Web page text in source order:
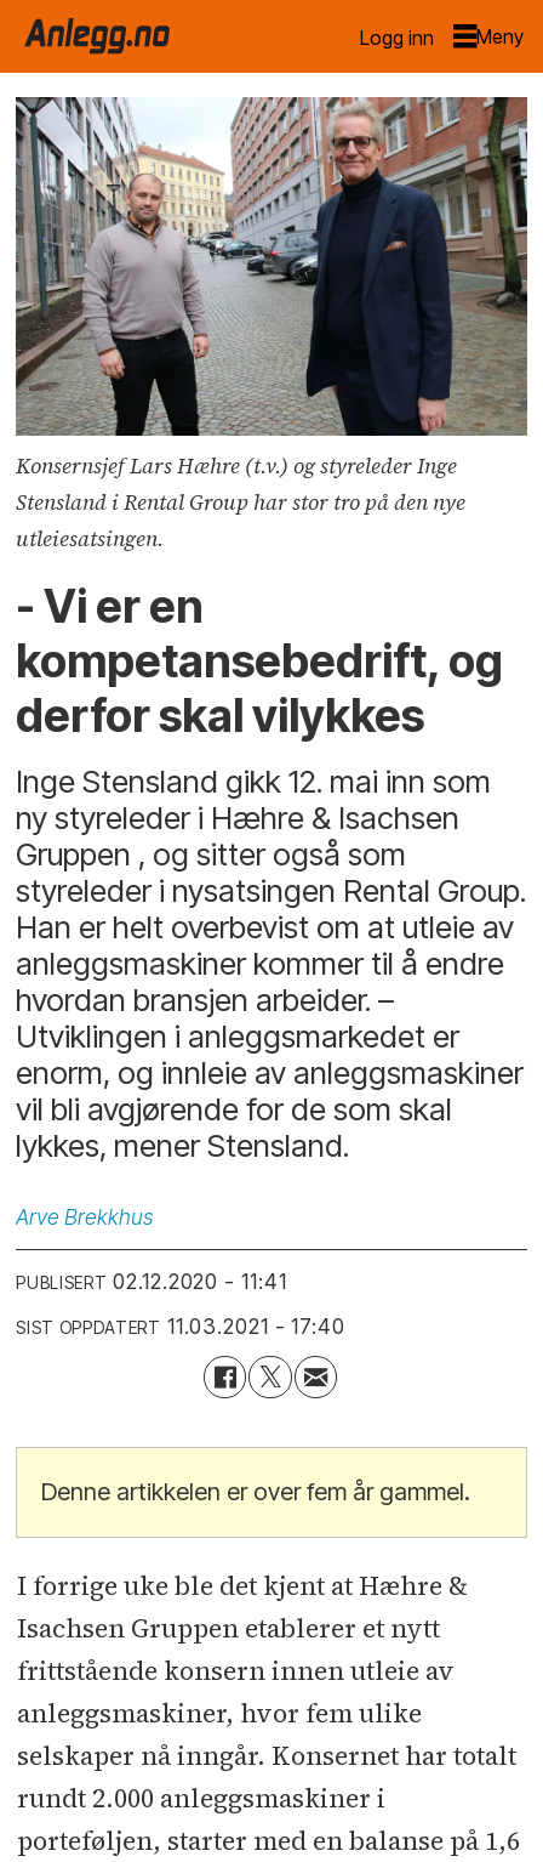
Logg inn
Konsernsjef Lars Hæhre (t.v.) og styreleder Inge
Stensland i Rental Group har stor tro på den nye
utleiesatsingen.
- Vi er en
kompetansebedrift, og
derfor skal vilykkes
Inge Stensland gikk 12. mai inn som
ny styreleder i Hæhre & Isachsen
Gruppen , og sitter også som
styreleder i nysatsingen Rental Group.
Han er helt overbevist om at utleie av
anleggsmaskiner kommer til å endre
hvordan bransjen arbeider. –
Utviklingen i anleggsmarkedet er
enorm, og innleie av anleggsmaskiner
vil bli avgjørende for de som skal
lykkes, mener Stensland.
Arve Brekkhus
PUBLISERT 02.12.2020 - 11:41
SIST OPPDATERT 11.03.2021 - 17:40
Denne artikkelen er over fem år gammel.
I forrige uke ble det kjent at Hæhre &
Isachsen Gruppen etablerer et nytt
frittstående konsern innen utleie av
anleggsmaskiner, hvor fem ulike
selskaper nå inngår. Konsernet har totalt
rundt 2.000 anleggsmaskiner i
porteføljen, starter med en balanse på 1,6